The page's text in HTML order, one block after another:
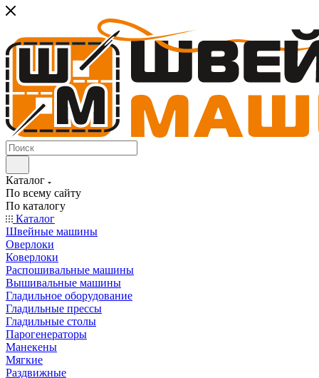
Каталог
По всему сайту
По каталогу
Каталог
Швейные машины
Оверлоки
Коверлоки
Распошивальные машины
Вышивальные машины
Гладильное оборудование
Гладильные прессы
Гладильные столы
Парогенераторы
Манекены
Мягкие
Раздвижные